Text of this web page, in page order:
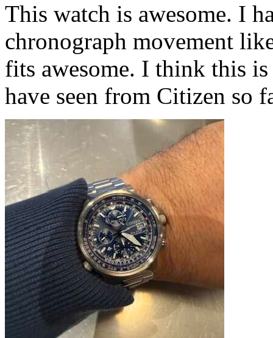
This watch is awesome. I
chronograph movement
fits awesome. I think this
have seen from Citizen so